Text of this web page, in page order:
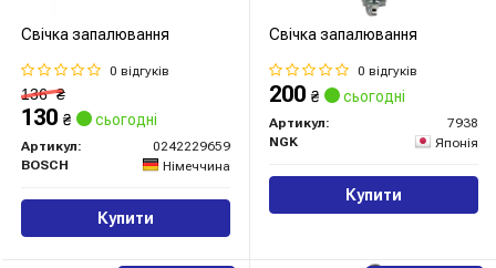
Свічка запалювання
0 відгуків
136₴
130 ₴ сьогодні
Артикул:
0242229659
BOSCH
Німеччина
Купити
Свічка запалювання
0 відгуків
200 ₴ сьогодні
Артикул:
7938
NGK
Японія
Купити